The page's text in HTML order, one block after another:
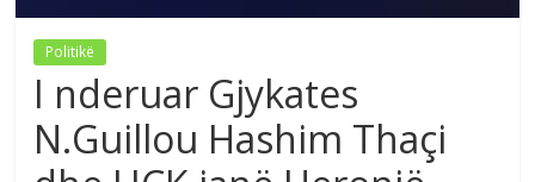
Politikë
I nderuar Gjykates
N.Guillou Hashim Thaçi